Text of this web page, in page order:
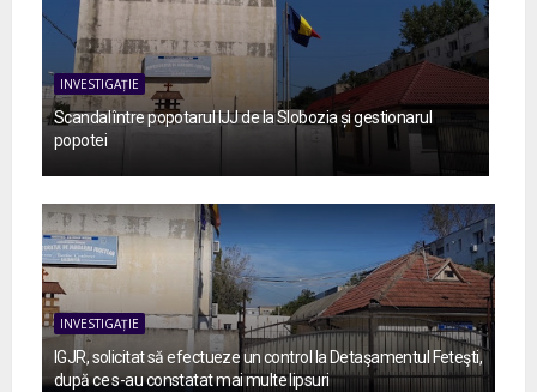
INVESTIGAȚIE
Scandal între popotarul IJJ de la Slobozia și gestionarul
popotei
INVESTIGAȚIE
IGJR, solicitat să efectueze un control la Detaşamentul Feteşti,
după ce s-au constatat mai multe lipsuri